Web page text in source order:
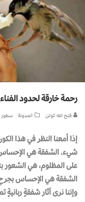
رحمة خارقة لحدود الفناء
فتح الله كولن المدونة سطور
إذا أمعنا النظر في هذا
شيء. الشفقة هي الإحساس
على المظلوم، هي الشعور
الشفقة هي الإحساس
وإننا نرى آثار شفقةٍ